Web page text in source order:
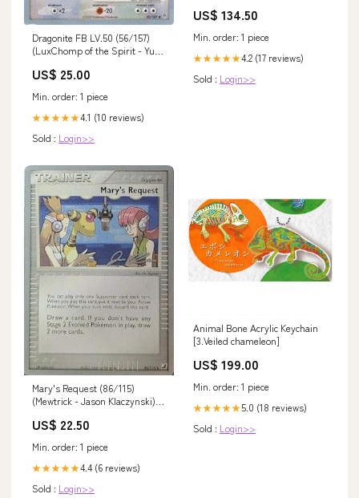
Dragonite FB LV.50 (56/157)
(LuxChomp of the Spirit - Yuta
Championships 2010] SL1
US$ 25.00
Min. order: 1 piece
★★★★★4.1 (10 reviews)
Sold : Login>>
US$ 134.50
Min. order: 1 piece
★★★★★4.2 (17 reviews)
Sold : Login>>
Mary's Request (86/115)
(Mewtrick - Jason Klaczynski)
Friday Night Magic 2008
US$ 22.50
Min. order: 1 piece
★★★★★4.4 (6 reviews)
Sold : Login>>
Animal Bone Acrylic Keychain
[3.Veiled chameleon]
US$ 199.00
Min. order: 1 piece
★★★★★5.0 (18 reviews)
Sold : Login>>